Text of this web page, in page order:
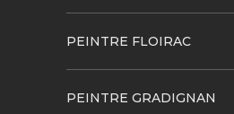
PEINTRE FLOIRAC
PEINTRE GRADIGNAN